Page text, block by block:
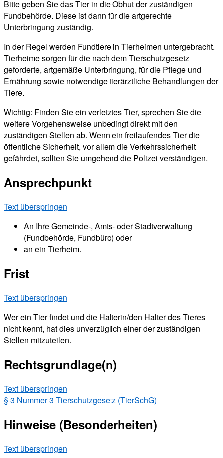
Bitte geben Sie das Tier in die Obhut der zuständigen
Fundbehörde. Diese ist dann für die artgerechte
Unterbringung zuständig.
In der Regel werden Fundtiere in Tierheimen untergebracht.
Tierheime sorgen für die nach dem Tierschutzgesetz
geforderte, artgemäße Unterbringung, für die Pflege und
Ernährung sowie notwendige tierärztliche Behandlungen der
Tiere.
Wichtig: Finden Sie ein verletztes Tier, sprechen Sie die
weitere Vorgehensweise unbedingt direkt mit den
zuständigen Stellen ab. Wenn ein freilaufendes Tier die
öffentliche Sicherheit, vor allem die Verkehrssicherheit
gefährdet, sollten Sie umgehend die Polizei verständigen.
Ansprechpunkt
Text überspringen
An Ihre Gemeinde-, Amts- oder Stadtverwaltung
(Fundbehörde, Fundbüro) oder
an ein Tierheim.
Frist
Text überspringen
Wer ein Tier findet und die Halterin/den Halter des Tieres
nicht kennt, hat dies unverzüglich einer der zuständigen
Stellen mitzuteilen.
Rechtsgrundlage(n)
Text überspringen
§ 3 Nummer 3 Tierschutzgesetz (TierSchG)
Hinweise (Besonderheiten)
Text überspringen